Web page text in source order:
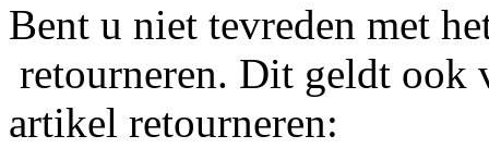
Bent u niet tevreden met
retourneren. Dit geldt ook
artikel retourneren: